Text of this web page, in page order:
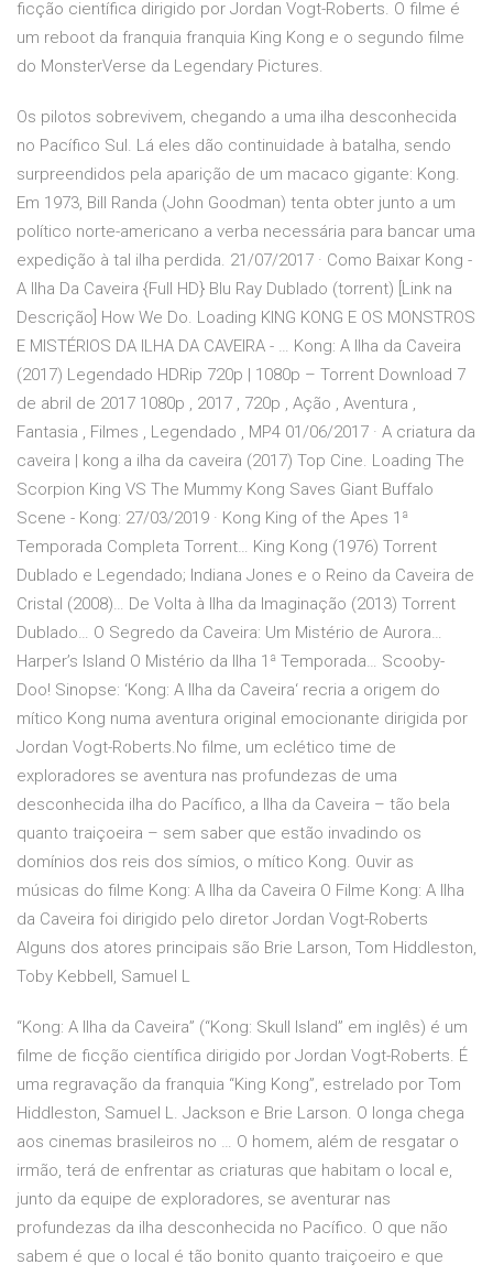
ficção científica dirigido por Jordan Vogt-Roberts. O filme é
um reboot da franquia franquia King Kong e o segundo filme
do MonsterVerse da Legendary Pictures.
Os pilotos sobrevivem, chegando a uma ilha desconhecida
no Pacífico Sul. Lá eles dão continuidade à batalha, sendo
surpreendidos pela aparição de um macaco gigante: Kong.
Em 1973, Bill Randa (John Goodman) tenta obter junto a um
político norte-americano a verba necessária para bancar uma
expedição à tal ilha perdida. 21/07/2017 · Como Baixar Kong -
A Ilha Da Caveira {Full HD} Blu Ray Dublado (torrent) [Link na
Descrição] How We Do. Loading KING KONG E OS MONSTROS
E MISTÉRIOS DA ILHA DA CAVEIRA - … Kong: A Ilha da Caveira
(2017) Legendado HDRip 720p | 1080p – Torrent Download 7
de abril de 2017 1080p , 2017 , 720p , Ação , Aventura ,
Fantasia , Filmes , Legendado , MP4 01/06/2017 · A criatura da
caveira | kong a ilha da caveira (2017) Top Cine. Loading The
Scorpion King VS The Mummy Kong Saves Giant Buffalo
Scene - Kong: 27/03/2019 · Kong King of the Apes 1ª
Temporada Completa Torrent… King Kong (1976) Torrent
Dublado e Legendado; Indiana Jones e o Reino da Caveira de
Cristal (2008)… De Volta à Ilha da Imaginação (2013) Torrent
Dublado… O Segredo da Caveira: Um Mistério de Aurora…
Harper’s Island O Mistério da Ilha 1ª Temporada… Scooby-
Doo! Sinopse: ‘Kong: A Ilha da Caveira‘ recria a origem do
mítico Kong numa aventura original emocionante dirigida por
Jordan Vogt-Roberts.No filme, um eclético time de
exploradores se aventura nas profundezas de uma
desconhecida ilha do Pacífico, a Ilha da Caveira – tão bela
quanto traiçoeira – sem saber que estão invadindo os
domínios dos reis dos símios, o mítico Kong. Ouvir as
músicas do filme Kong: A Ilha da Caveira O Filme Kong: A Ilha
da Caveira foi dirigido pelo diretor Jordan Vogt-Roberts
Alguns dos atores principais são Brie Larson, Tom Hiddleston,
Toby Kebbell, Samuel L
“Kong: A Ilha da Caveira” (“Kong: Skull Island” em inglês) é um
filme de ficção científica dirigido por Jordan Vogt-Roberts. É
uma regravação da franquia “King Kong”, estrelado por Tom
Hiddleston, Samuel L. Jackson e Brie Larson. O longa chega
aos cinemas brasileiros no … O homem, além de resgatar o
irmão, terá de enfrentar as criaturas que habitam o local e,
junto da equipe de exploradores, se aventurar nas
profundezas da ilha desconhecida no Pacífico. O que não
sabem é que o local é tão bonito quanto traiçoeiro e que